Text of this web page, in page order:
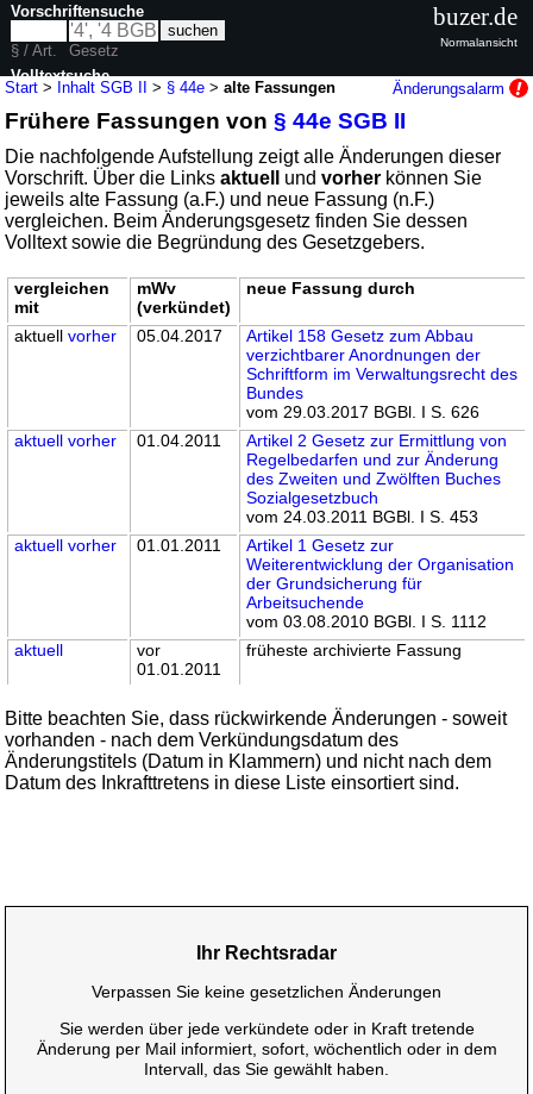
Start > Inhalt SGB II > § 44e >alte Fassungen Änderungsalarm
Frühere Fassungen von§ 44e SGB II
Die nachfolgende Aufstellung zeigt alle Änderungen dieser
Vorschrift. Über die Linksaktuell undvorher können Sie
jeweils alte Fassung (a.F.) und neue Fassung (n.F.)
vergleichen. Beim Änderungsgesetz finden Sie dessen
Volltext sowie die Begründung des Gesetzgebers.
vergleichen
mit
mWv
(verkündet)
neue Fassung durch
aktuellvorher 05.04.2017
Artikel 158 Gesetz zum Abbau
verzichtbarer Anordnungen der
Schriftform im Verwaltungsrecht des
Bundes
vom 29.03.2017 BGBl. I S. 626
aktuell vorher 01.04.2011
Artikel 2 Gesetz zur Ermittlung von
Regelbedarfen und zur Änderung
des Zweiten und Zwölften Buches
Sozialgesetzbuch
vom 24.03.2011 BGBl. I S. 453
aktuell vorher 01.01.2011
Artikel 1 Gesetz zur
Weiterentwicklung der Organisation
der Grundsicherung für
Arbeitsuchende
vom 03.08.2010 BGBl. I S. 1112
aktuell
vor
01.01.2011
früheste archivierte Fassung
Bitte beachten Sie, dass rückwirkende Änderungen - soweit
vorhanden - nach dem Verkündungsdatum des
Änderungstitels (Datum in Klammern) und nicht nach dem
Datum des Inkrafttretens in diese Liste einsortiert sind.
Vorschriftensuche
§ / Art.
Gesetz
Volltextsuche
nur in SGB II
buzer.de
Normalansicht
Ihr Rechtsradar
Verpassen Sie keine gesetzlichen Änderungen
Sie werden über jede verkündete oder in Kraft tretende
Änderung per Mail informiert, sofort, wöchentlich oder in dem
Intervall, das Sie gewählt haben.